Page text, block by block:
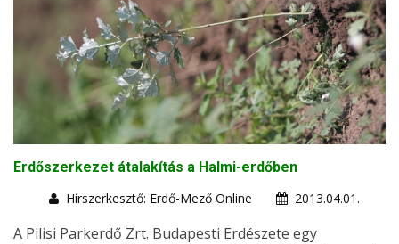
Erdőszerkezet átalakítás a Halmi-erdőben
Hírszerkesztő: Erdő-Mező Online
2013.04.01.
A Pilisi Parkerdő Zrt. Budapesti Erdészete egy